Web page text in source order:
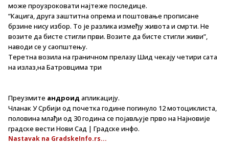
може проузроковати најтеже последице.
“Кацига, друга заштитна опрема и поштовање прописане
брзине нису избор. То је разлика између живота и смрти. Не
возите да бисте стигли први. Возите да бисте стигли живи”,
наводи се у саопштењу.
Теретна возила на граничном прелазу Шид чекају четири сата
на излаз,на Батровцима три
Преузмите андроид апликацију.
Чланак У Србији од почетка године погинуло 12 мотоциклиста,
половина млађи од 30 година се појављује прво на Најновије
градске вести Нови Сад | Градске инфо.
Nastavak na GradskeInfo.rs...